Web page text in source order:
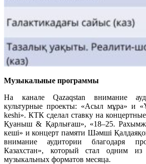
Музыкальные программы
На канале Qazaqstan внимание
культурные проекты: «Асыл мұра» и
keshi». КТК сделал ставку на
Қуаныш & Қарлығаш», «18–25.
кеші» и концерт памяти Шәмші
внимание аудитории благодаря
Казахстан», который стал одним из
музыкальных форматов месяца.